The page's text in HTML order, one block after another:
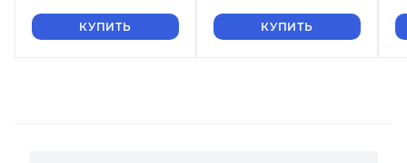
КУПИТЬ КУПИТЬ